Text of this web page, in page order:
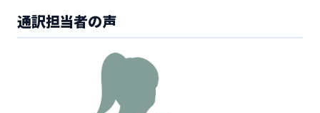
通訳担当者の声